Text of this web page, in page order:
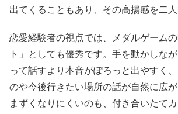
出てくることもあり、その高揚感を二人
恋愛経験者の視点では、メダルゲーム
ト」としても優秀です。手を動かしな
って話すより本音がぽろっと出やすく
のや今後行きたい場所の話が自然に広
まずくなりにくいのも、付き合いたて